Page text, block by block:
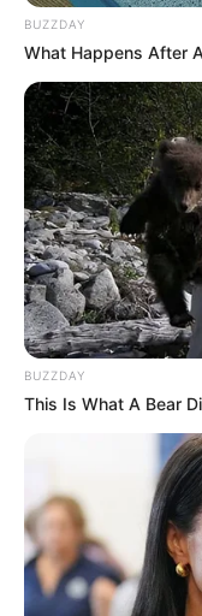
VEJA TAMBÉM:
+Abuso sexual infantil:
de busca...
A bactéria que tem
+Mito e verdade
conceitos...
+Negligência médica
Lei Federal garante
nos R$ 2.424
BUZZDAY
What Happens After
BUZZDAY
This Is What A Bear